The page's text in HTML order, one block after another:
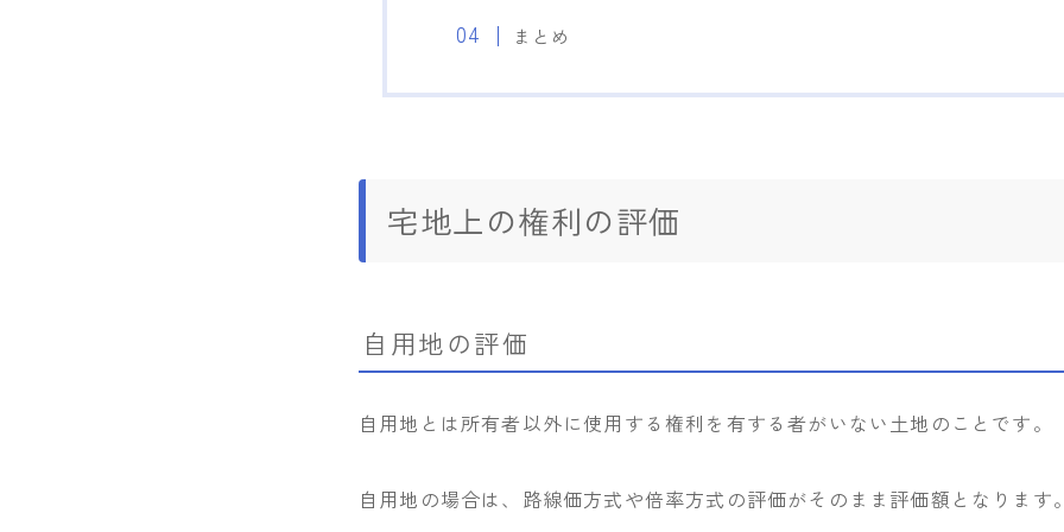
まとめ
宅地上の権利の評価
自用地の評価
自用地とは所有者以外に使用する権利を有する者がいない土地のことです。
自用地の場合は、路線価方式や倍率方式の評価がそのまま評価額となります